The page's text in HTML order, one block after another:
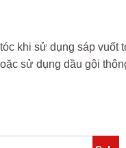
khi sử dụng sáp vuốt
sử dụng dầu gội